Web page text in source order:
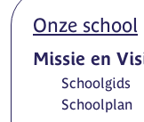
Onze school
Missie en
Schoolgids
Schoolplan